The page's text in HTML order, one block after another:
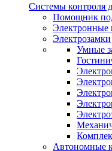
Системы контроля
Помощник
Электронные
Электрозамки
Умные
Автономные